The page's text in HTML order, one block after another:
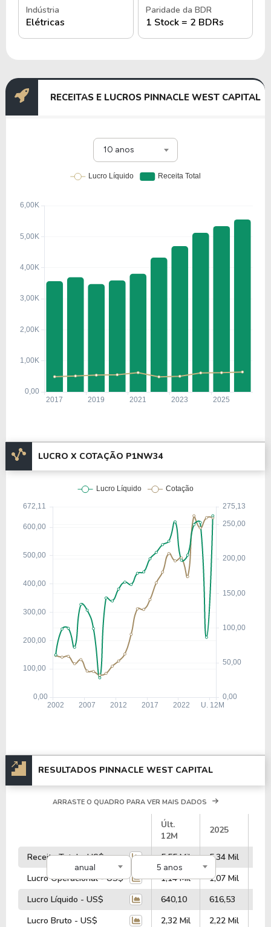
Indústria
Elétricas
Paridade da BDR
1 Stock = 2 BDRs
RECEITAS E LUCROS PINNACLE WEST CAPITAL
10 anos
LUCRO X COTAÇÃO P1NW34
RESULTADOS PINNACLE WEST CAPITAL
anual 5 anos
ARRASTE O QUADRO PARA VER MAIS DADOS
Últ.
12M
2025
Receita Total - US$ 5,55 Mil 5,34 Mil
Lucro Operacional - US$
1,14 Mil 1,07 Mil
Lucro Líquido - US$
640,10 616,53
Lucro Bruto - US$
2,32 Mil 2,22 Mil